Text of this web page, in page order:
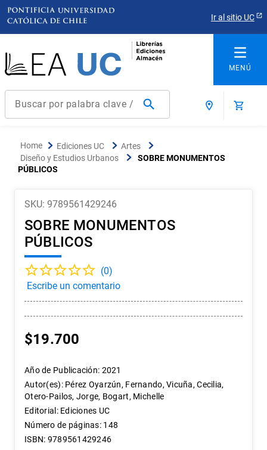
Ir al sitio UC
Buscar por palabra clave / título / autor / producto / ISBN
. derecho
2. educacion
arquitectura
historia república chile
historia chile
psicología
. arte
Ediciones UC
Artes
Diseño y Estudios Urbanos
SOBRE MONUMENTOS
PÚBLICOS
SKU: 9789561429246
SOBRE MONUMENTOS
PÚBLICOS
(0)
$19.700
Año de Publicación: 2021
Autor(es): Pérez Oyarzún, Fernando, Vicuña, Cecilia,
Otero-Pailos, Jorge, Bogart, Michelle
Editorial: Ediciones UC
Número de páginas: 148
ISBN: 9789561429246